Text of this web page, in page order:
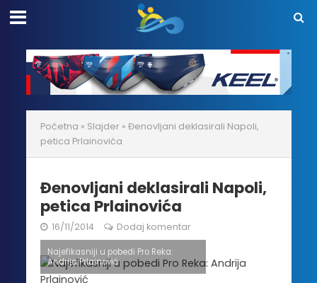
Početna » Slajder » Đenovljani deklasirali Napoli,
petica Prlainovića
Đenovljani deklasirali Napoli,
petica Prlainovića
16/11/2014 Dodaj komentar
Najefikasniji u pobedi Pro Reka:
Andrija Prlainović